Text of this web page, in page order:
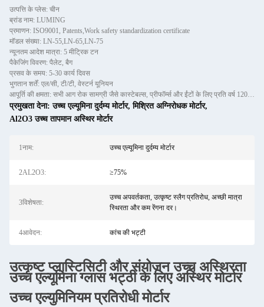
उत्पत्ति के प्लेस: चीन
ब्रांड नाम: LUMING
प्रमाणन: ISO9001, Patents,Work safety standardization certificate
मॉडल संख्या: LN-55,LN-65,LN-75
न्यूनतम आदेश मात्रा: 5 मीट्रिक टन
पैकेजिंग विवरण: पैलेट, बैग
प्रसव के समय: 5-30 कार्य दिवस
भुगतान शर्तें: एल/सी, टी/टी, वेस्टर्न यूनियन
आपूर्ति की क्षमता: सभी आग रोक सामग्री जैसे कास्टेबल्स, प्रीफॉर्म्स और ईंटों के लिए प्रति वर्ष 120,000 मीट्रिक टन से अधि
प्रमुखता देना:उच्च एल्यूमिना दुर्दम्य मोर्टार,मिश्रित अग्निरोधक मोर्टार,
Al2O3 उच्च तापमान अस्थिर मोर्टार
1नाम: उच्च एल्यूमिना दुर्दम्य मोर्टार
2AL2O3: ≥75%
3विशेषता:
उच्च अपवर्तकता, उत्कृष्ट स्लैग प्रतिरोध, अच्छी मात्रा
स्थिरता और कम रेंगना दर।
4आवेदन: कांच की भट्टी
उत्कृष्ट प्लास्टिसिटी और संयोजन उच्च अस्थिरता
उच्च एल्यूमिना ग्लास भट्ठी के लिए अस्थिर मोर्टार
उच्च एल्युमिनियम प्रतिरोधी मोर्टार